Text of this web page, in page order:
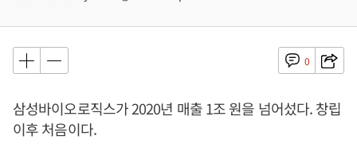
0
삼성바이오로직스가 2020년 매출 1조 원을 넘어섰다. 창립
이후 처음이다.